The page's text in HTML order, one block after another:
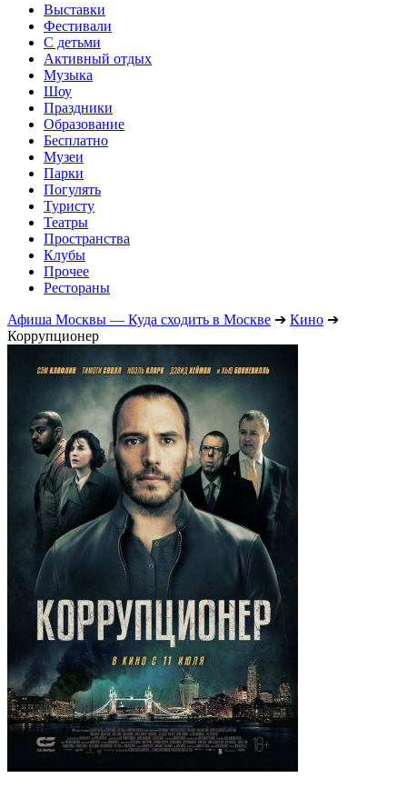
Выставки
Фестивали
С детьми
Активный отдых
Музыка
Шоу
Праздники
Образование
Бесплатно
Музеи
Парки
Погулять
Туристу
Театры
Пространства
Клубы
Прочее
Рестораны
Афиша Москвы — Куда сходить в Москве ➔ Кино ➔
Коррупционер